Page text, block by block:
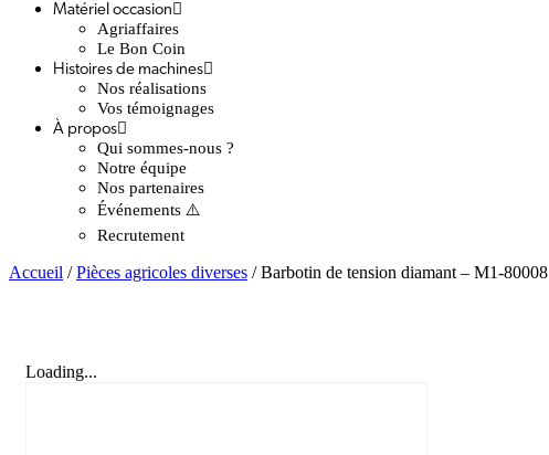
Matériel occasion
Agriaffaires
Le Bon Coin
Histoires de machines
Nos réalisations
Vos témoignages
À propos
Qui sommes-nous ?
Notre équipe
Nos partenaires
Événements ⚠️
Recrutement
Accueil /Pièces agricoles diverses / Barbotin de tension diamant – M1-80008
Loading...